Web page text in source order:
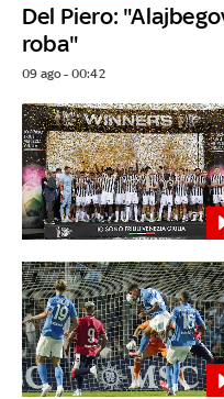
Del Piero:
roba"
09 ago - 00:42